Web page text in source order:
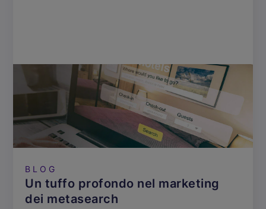
BLOG
Un tuffo profondo nel marketing
dei metasearch